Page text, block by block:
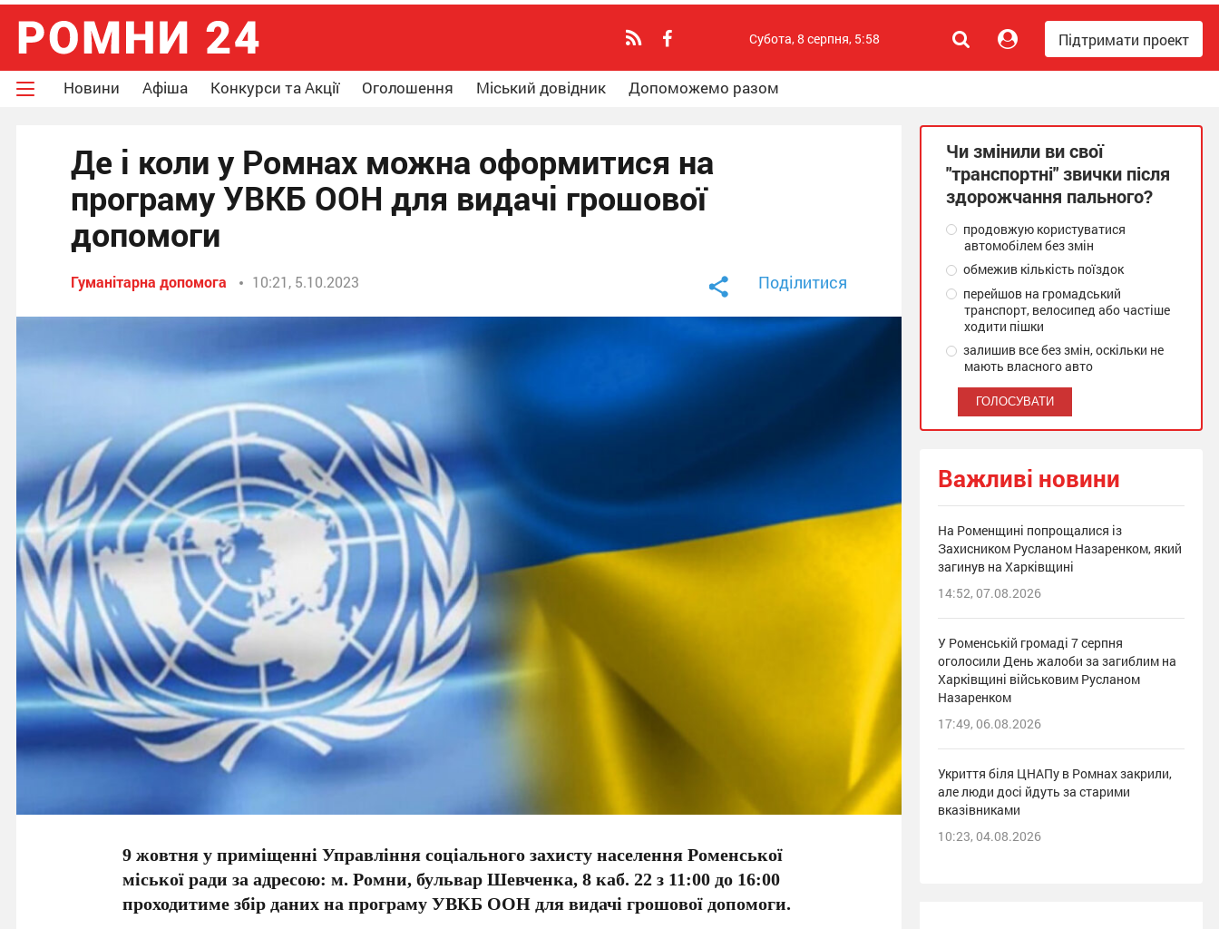
Підтримати проект
Субота, 8 серпня, 5:58
Новини Афіша Конкурси та Акції Оголошення Міський довідник Допоможемо разом
Де і коли у Ромнах можна оформитися на
програму УВКБ ООН для видачі грошової
допомоги
Гуманітарна допомога 10:21, 5.10.2023 Поділитися
9 жовтня у приміщенні Управління соціального захисту населення Роменської
міської ради за адресою: м. Ромни, бульвар Шевченка, 8 каб. 22 з 11:00 до 16:00
проходитиме збір даних на програму УВКБ ООН для видачі грошової допомоги.
Чи змінили ви свої
"транспортні" звички після
здорожчання пального?
продовжую користуватися
автомобілем без змін
обмежив кількість поїздок
перейшов на громадський
транспорт, велосипед або частіше
ходити пішки
залишив все без змін, оскільки не
мають власного авто
Важливі новини
На Роменщині попрощалися із
Захисником Русланом Назаренком, який
загинув на Харківщині
14:52, 07.08.2026
У Роменській громаді 7 серпня
оголосили День жалоби за загиблим на
Харківщині військовим Русланом
Назаренком
17:49, 06.08.2026
Укриття біля ЦНАПу в Ромнах закрили,
але люди досі йдуть за старими
вказівниками
10:23, 04.08.2026